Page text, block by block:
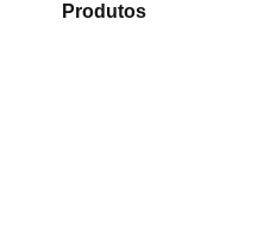
Produtose identifique